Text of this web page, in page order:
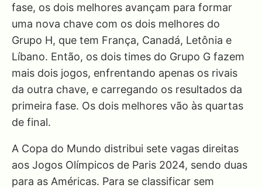
fase, os dois melhores avançam para formar
uma nova chave com os dois melhores do
Grupo H, que tem França, Canadá, Letônia e
Líbano. Então, os dois times do Grupo G fazem
mais dois jogos, enfrentando apenas os rivais
da outra chave, e carregando os resultados da
primeira fase. Os dois melhores vão às quartas
de final.
A Copa do Mundo distribui sete vagas direitas
aos Jogos Olímpicos de Paris 2024, sendo duas
para as Américas. Para se classificar sem